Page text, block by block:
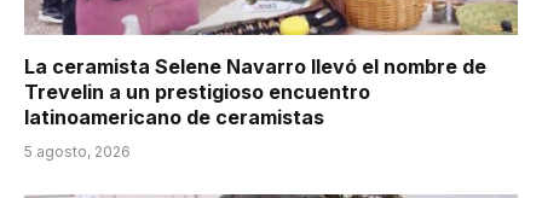
La ceramista Selene Navarro llevó el nombre de
Trevelin a un prestigioso encuentro
latinoamericano de ceramistas
5 agosto, 2026